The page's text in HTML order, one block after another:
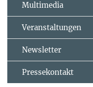
Multimedia
Veranstaltungen
Newsletter
Pressekontakt